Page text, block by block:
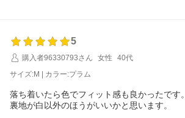
5
購入者96330793さん
女性
40代
サイズ:M | カラー:プラム
落ち着いたら色でフィット感も良かったです。
裏地が白以外のほうがいいかと思います。